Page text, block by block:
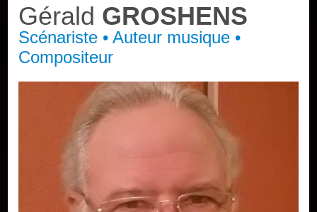
Gérald GROSHENS
Scénariste • Auteur musique •
Compositeur